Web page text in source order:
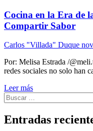
Cocina en la Era de
Compartir Sabor
Carlos "Villada" Duque
Por: Melisa Estrada /
redes sociales no solo han
Leer más
Buscar:
Entradas